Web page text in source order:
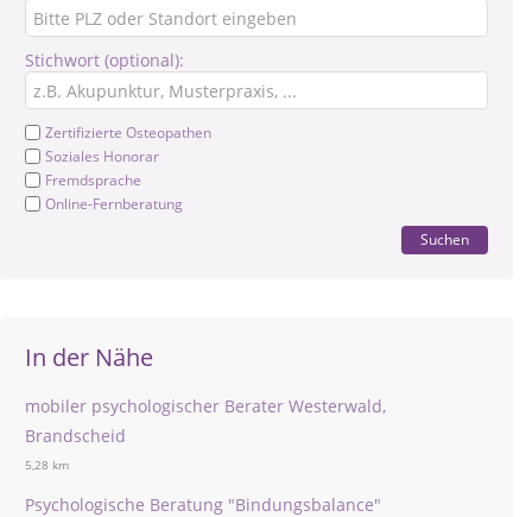
Stichwort (optional):
Zertifizierte Osteopathen
Soziales Honorar
Fremdsprache
Online-Fernberatung
Suchen
In der Nähe
mobiler psychologischer Berater Westerwald,
Brandscheid
5,28 km
Psychologische Beratung "Bindungsbalance"